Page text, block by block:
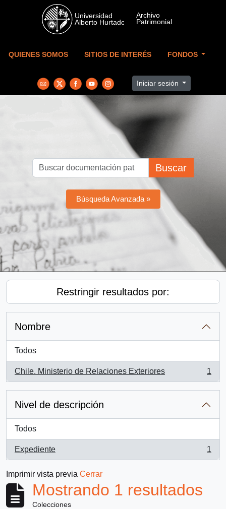
Skip to main content
QUIENES SOMOS SITIOS DE INTERÉS FONDOS
Iniciar sesión
Buscar
Búsqueda Avanzada »
Restringir resultados por:
Nombre
Todos
Chile. Ministerio de Relaciones Exteriores
, 1 resultados
1
Nivel de descripción
Todos
Expediente
, 1 resultados
1
Imprimir vista previa Cerrar
Mostrando 1 resultados
Colecciones